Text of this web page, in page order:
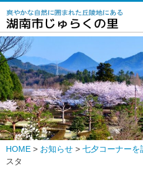
HOME > お知らせ > 七夕コーナーを
スタ